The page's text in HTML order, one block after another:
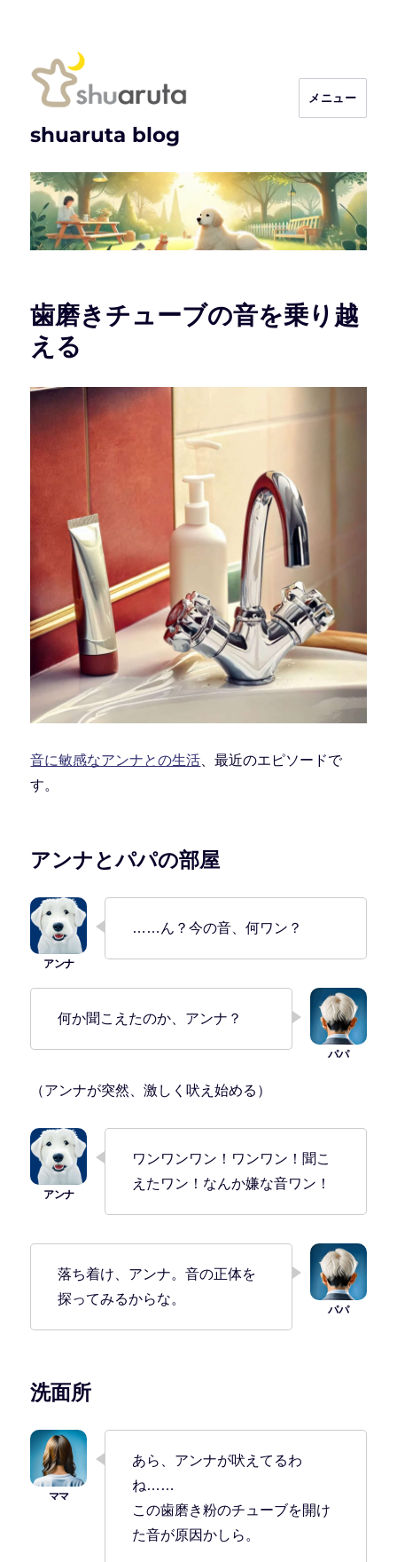
shuaruta blog
メニュー
歯磨きチューブの音を乗り越
える
音に敏感なアンナとの生活 、最近のエピソードで
す。
アンナとパパの部屋
……ん？今の音、何ワン？
何か聞こえたのか、アンナ？
（アンナが突然、激しく吠え始める）
ワンワンワン！ワンワン！聞こ
えたワン！なんか嫌な音ワン！
落ち着け、アンナ。音の正体を
探ってみるからな。
洗面所
あら、アンナが吠えてるわ
ね……
この歯磨き粉のチューブを開け
た音が原因かしら。